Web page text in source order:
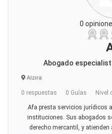
0
Abogado
Alzira
0 respuestas 0 Guías Nivel
Afa presta servicios jurídicos
instituciones. Sus abogados
derecho mercantil, y